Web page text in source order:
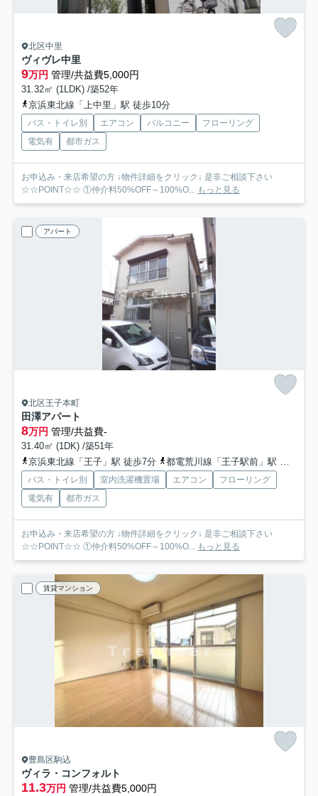
北区中里
ヴィヴレ中里
9万円 管理/共益費5,000円
31.32㎡ (1LDK) /築52年
京浜東北線「上中里」駅 徒歩10分
バス・トイレ別 エアコン バルコニー
フローリング
電気有
都市ガス
お申込み・来店希望の方 ↓物件詳細をクリック↓ 是非ご相談下さい
☆☆POINT☆☆ ①仲介料50%OFF～100%O... もっと見る
アパート
北区王子本町
田澤アパート
8万円 管理/共益費-
31.40㎡ (1DK) /築51年
京浜東北線「王子」駅 徒歩7分
都電荒川線「王子駅前」駅 徒歩10分
バス・トイレ別 室内洗濯機置場 エアコン
フローリング
電気有
都市ガス
お申込み・来店希望の方 ↓物件詳細をクリック↓ 是非ご相談下さい
☆☆POINT☆☆ ①仲介料50%OFF～100%O... もっと見る
賃貸マンション
豊島区駒込
ヴィラ・コンフォルト
11.3万円 管理/共益費5,000円